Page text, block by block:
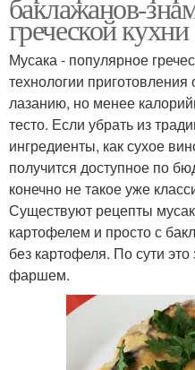
баклажанов-
греческой кухни
Мусака - популярное
технологии
лазанию, но менее
тесто. Если убрать из
ингредиенты, как сухое
получится доступное по
конечно не такое уже
Существуют рецепты
картофелем и просто с
без картофеля. По сути
фаршем.